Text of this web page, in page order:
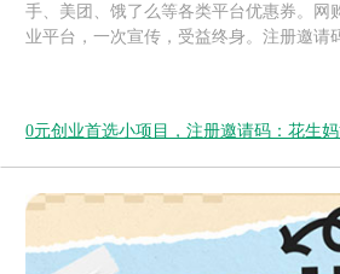
手、美团、饿了么等各类平台优惠券。网
业平台，一次宣传，受益终身。注册邀请
0元创业首选小项目，注册邀请码：花生